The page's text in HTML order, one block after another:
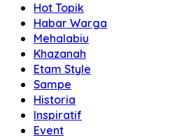
Hot Topik
Habar Warga
Mehalabiu
Khazanah
Etam Style
Sampe
Historia
Inspiratif
Event